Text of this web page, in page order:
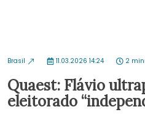
Brasil 11.03.2026 14:24 2
Quaest: Flávio
eleitorado